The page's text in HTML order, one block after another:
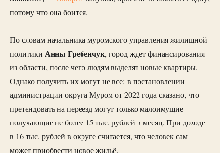
потому что она боится.
По словам начальника муромского управления жилищной
политики Анны Гребенчук, город ждет финансирования
из области, после чего людям выделят новые квартиры.
Однако получить их могут не все: в постановлении
администрации округа Муром от 2022 года сказано, что
претендовать на переезд могут только малоимущие —
получающие не более 15 тыс. рублей в месяц. При доходе
в 16 тыс. рублей в округе считается, что человек сам
может приобрести новое жильё.